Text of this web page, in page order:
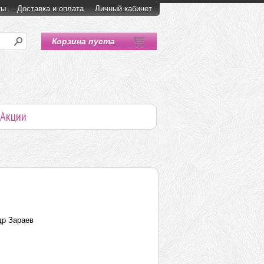
Доставка и оплата Личный кабинет
Корзина пуста
Акции
Зараев